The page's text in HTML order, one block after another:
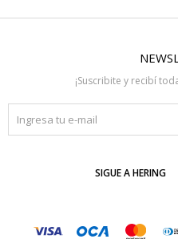
¡Suscribite y recibí
SIGUE A HERING